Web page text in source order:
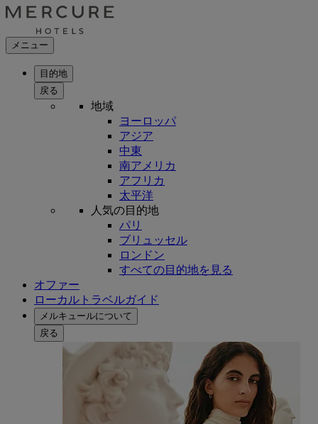
メニュー
目的地
戻る
地域
ヨーロッパ
アジア
中東
南アメリカ
アフリカ
太平洋
人気の目的地
パリ
ブリュッセル
ロンドン
すべての目的地を見る
オファー
ローカルトラベルガイド
メルキュールについて
戻る